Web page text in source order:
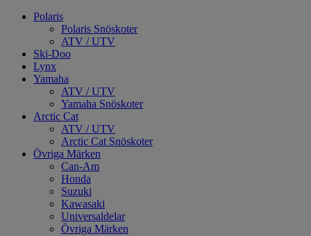
Polaris
Polaris Snöskoter
ATV / UTV
Ski-Doo
Lynx
Yamaha
ATV / UTV
Yamaha Snöskoter
Arctic Cat
ATV / UTV
Arctic Cat Snöskoter
Övriga Märken
Can-Am
Honda
Suzuki
Kawasaki
Universaldelar
Övriga Märken